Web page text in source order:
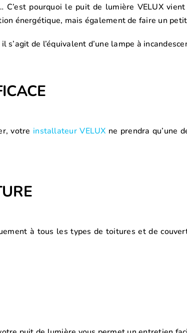
C’est pourquoi le puit de lumière VELUX
énergétique, mais également de faire un
de l’équivalent d’une lampe à
votre installateur VELUX ne prendra qu’une
à tous les types de toitures et de